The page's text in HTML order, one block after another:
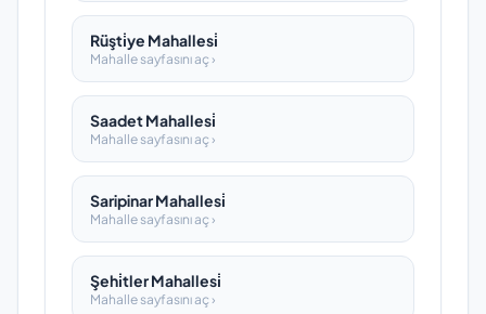
Rüşti̇ye Mahallesi̇
Mahalle sayfasını aç ›
Saadet Mahallesi̇
Mahalle sayfasını aç ›
Saripinar Mahallesi̇
Mahalle sayfasını aç ›
Şehi̇tler Mahallesi̇
Mahalle sayfasını aç ›